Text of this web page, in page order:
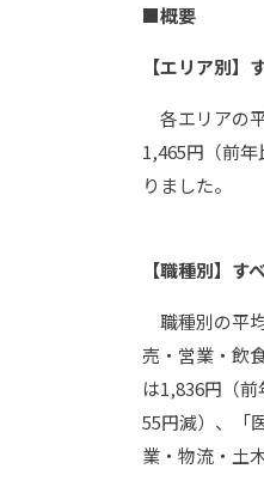
■概要
【エリア別
各エリアの
1,465円（前
りました。
【職種別】す
職種別の平
売・営業・飲
は1,836円（
55円減）、「
業・物流・土